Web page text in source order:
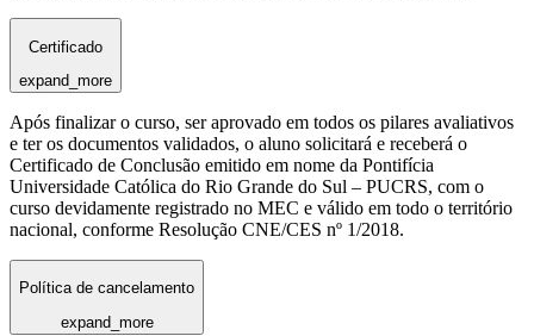
Certificado
expand_more
Após finalizar o curso, ser aprovado em todos os pilares avaliativos
e ter os documentos validados, o aluno solicitará e receberá o
Certificado de Conclusão emitido em nome da Pontifícia
Universidade Católica do Rio Grande do Sul – PUCRS, com o
curso devidamente registrado no MEC e válido em todo o território
nacional, conforme Resolução CNE/CES nº 1/2018.
Política de cancelamento
expand_more